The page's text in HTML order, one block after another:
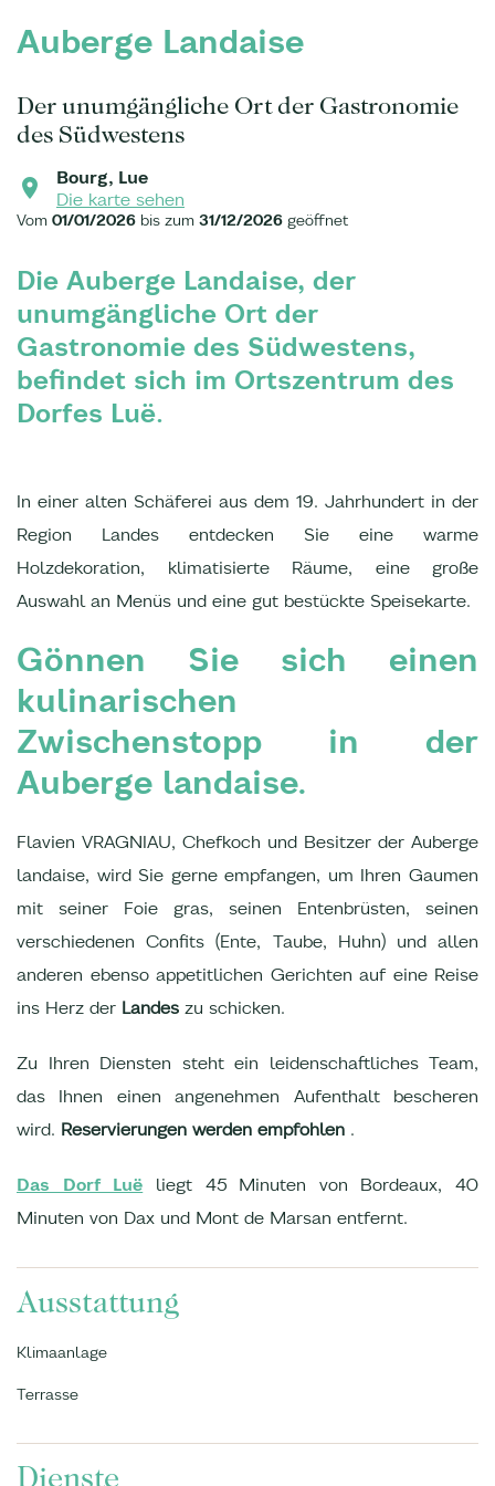
Auberge Landaise
Der unumgängliche Ort der Gastronomie
des Südwestens
Bourg, Lue
Die karte sehen
Vom 01/01/2026 bis zum 31/12/2026 geöffnet
Die Auberge Landaise, der
unumgängliche Ort der
Gastronomie des Südwestens,
befindet sich im Ortszentrum des
Dorfes Luë.
In einer alten Schäferei aus dem 19. Jahrhundert in der
Region Landes entdecken Sie eine warme
Holzdekoration, klimatisierte Räume, eine große
Auswahl an Menüs und eine gut bestückte Speisekarte.
Gönnen Sie sich einen
kulinarischen
Zwischenstopp in der
Auberge landaise.
Flavien VRAGNIAU, Chefkoch und Besitzer der Auberge
landaise, wird Sie gerne empfangen, um Ihren Gaumen
mit seiner Foie gras, seinen Entenbrüsten, seinen
verschiedenen Confits (Ente, Taube, Huhn) und allen
anderen ebenso appetitlichen Gerichten auf eine Reise
ins Herz der Landes zu schicken.
Zu Ihren Diensten steht ein leidenschaftliches Team,
das Ihnen einen angenehmen Aufenthalt bescheren
wird. Reservierungen werden empfohlen .
Das Dorf Luë liegt 45 Minuten von Bordeaux, 40
Minuten von Dax und Mont de Marsan entfernt.
Ausstattung
Klimaanlage
Terrasse
Dienste